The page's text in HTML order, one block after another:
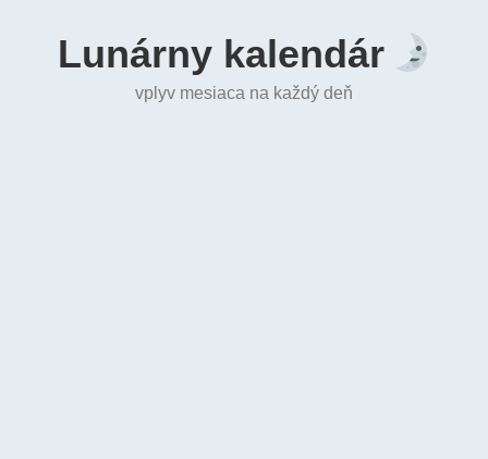
Lunárny kalendár
vplyv mesiaca na každý deň